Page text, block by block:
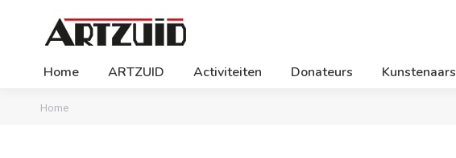
Home ARTZUID Activiteiten Donateurs Kunstenaars
Je bent hier:
Home